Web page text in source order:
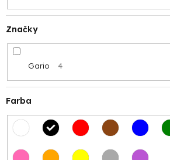
v
Značky
Gario 4
Farba